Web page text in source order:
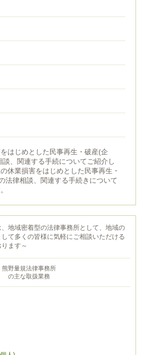
地域密着型の法律事務所として、地域の
て多くの皆様に気軽にご相談いただける
ます～
熊野量規法律事務所
の主な取扱業務
はじめとした民事再生・破産(企
、関連する手続についてご紹介し
休業損害をはじめとした民事再生・
法律相談、関連する手続きについて